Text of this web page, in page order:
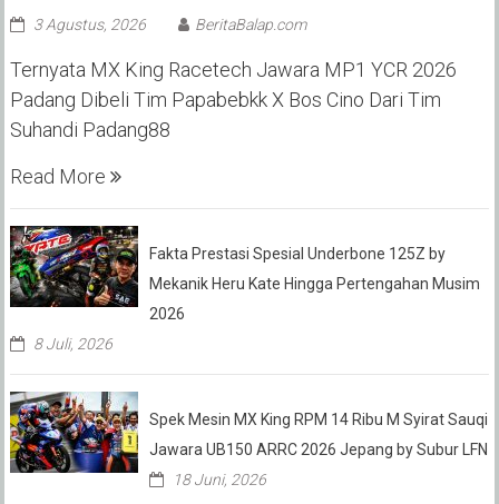
3 Agustus, 2026 BeritaBalap.com
Ternyata MX King Racetech Jawara MP1 YCR 2026
Padang Dibeli Tim Papabebkk X Bos Cino Dari Tim
Suhandi Padang88
Read More
Fakta Prestasi Spesial Underbone 125Z by
Mekanik Heru Kate Hingga Pertengahan Musim
2026
8 Juli, 2026
Spek Mesin MX King RPM 14 Ribu M Syirat Sauqi
Jawara UB150 ARRC 2026 Jepang by Subur LFN
18 Juni, 2026